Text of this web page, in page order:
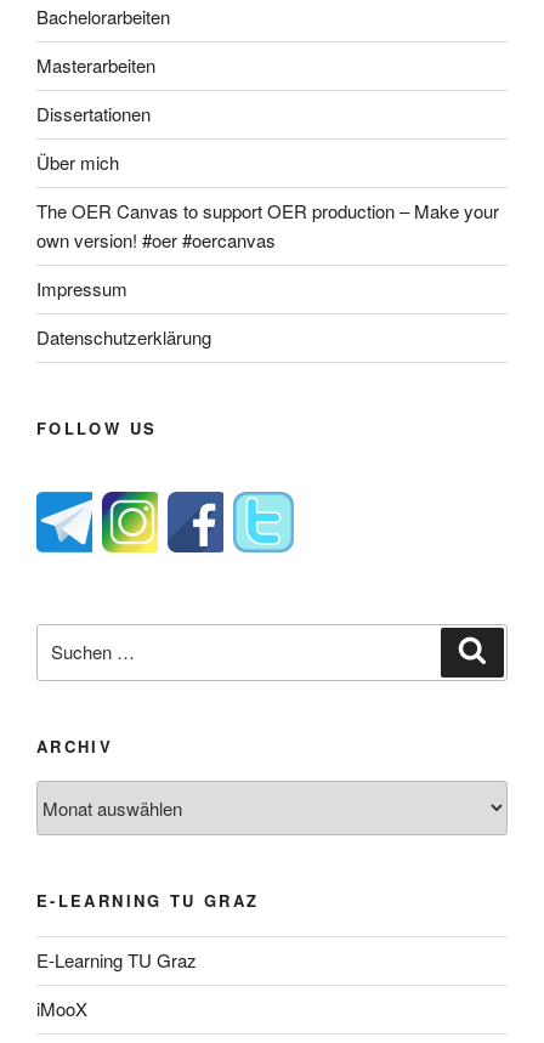
Bachelorarbeiten
Masterarbeiten
Dissertationen
Über mich
The OER Canvas to support OER production – Make your
own version! #oer #oercanvas
Impressum
Datenschutzerklärung
FOLLOW US
nach:
ARCHIV
E-LEARNING TU GRAZ
E-Learning TU Graz
iMooX